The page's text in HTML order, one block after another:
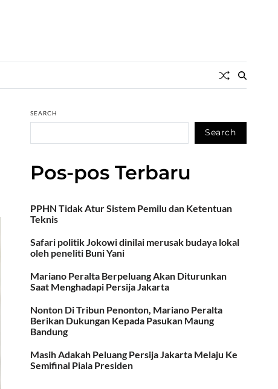
SEARCH
Search
Pos-pos Terbaru
PPHN Tidak Atur Sistem Pemilu dan Ketentuan
Teknis
Safari politik Jokowi dinilai merusak budaya lokal
oleh peneliti Buni Yani
Mariano Peralta Berpeluang Akan Diturunkan
Saat Menghadapi Persija Jakarta
Nonton Di Tribun Penonton, Mariano Peralta
Berikan Dukungan Kepada Pasukan Maung
Bandung
Masih Adakah Peluang Persija Jakarta Melaju Ke
Semifinal Piala Presiden